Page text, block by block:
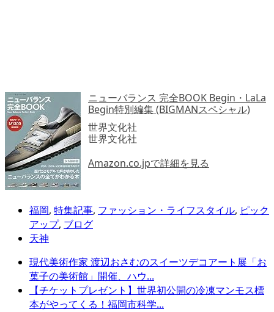
ニューバランス 完全BOOK Begin・LaLa
Begin特別編集 (BIGMANスペシャル)
世界文化社
世界文化社
Amazon.co.jpで詳細を見る
福岡, 特集記事, ファッション・ライフスタイル, ピック
アップ, ブログ
天神
現代美術作家 渡辺おさむのスイーツデコアート展「お
菓子の美術館」開催、ハウ...
【チケットプレゼント】世界初公開の冷凍マンモス標
本がやってくる！福岡市科学...